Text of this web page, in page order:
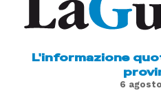
L'informazione
6